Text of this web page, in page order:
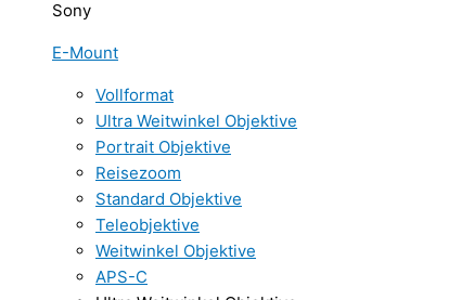
Sony
E-Mount
Vollformat
Ultra Weitwinkel Objektive
Portrait Objektive
Reisezoom
Standard Objektive
Teleobjektive
Weitwinkel Objektive
APS-C